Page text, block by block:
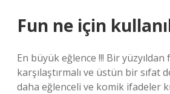
Fun ne için
En büyük eğlence !!! Bir
karşılaştırmalı ve üstün bir sıfat
daha eğlenceli ve komik ifadeler